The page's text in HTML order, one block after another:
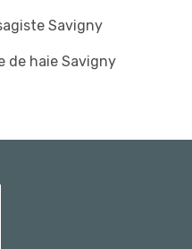
Savigny
de haie Savigny